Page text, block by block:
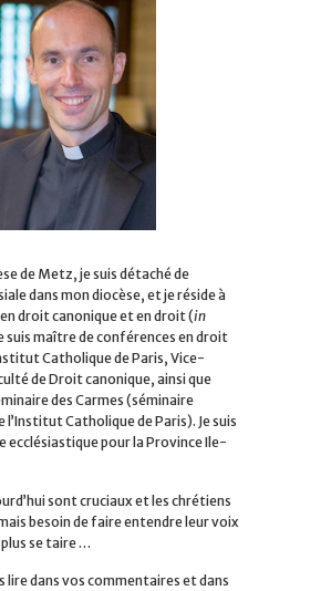
de Metz, je suis détaché de
dans mon diocèse, et je réside à
droit canonique et en droit (in
suis maître de conférences en droit
Catholique de Paris, Vice-
de Droit canonique, ainsi que
des Carmes (séminaire
Catholique de Paris). Je suis
ecclésiastique pour la Province Ile-
sont cruciaux et les chrétiens
besoin de faire entendre leur voix
plus se taire …
lire dans vos commentaires et dans